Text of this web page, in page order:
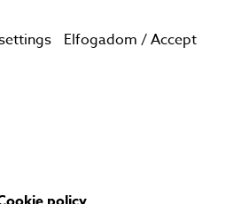
Elfogadom / Accept